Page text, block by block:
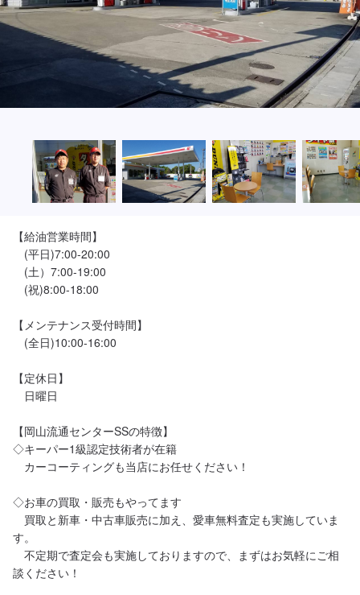
【給油営業時間】
(平日)7:00-20:00
(土）7:00-19:00
(祝)8:00-18:00
【メンテナンス受付時間】
(全日)10:00-16:00
【定休日】
日曜日
【岡山流通センターSSの特徴】
◇キーパー1級認定技術者が在籍
カーコーティングも当店にお任せください！
◇お車の買取・販売もやってます
買取と新車・中古車販売に加え、愛車無料査定も実施していま
す。
不定期で査定会も実施しておりますので、まずはお気軽にご相
談ください！